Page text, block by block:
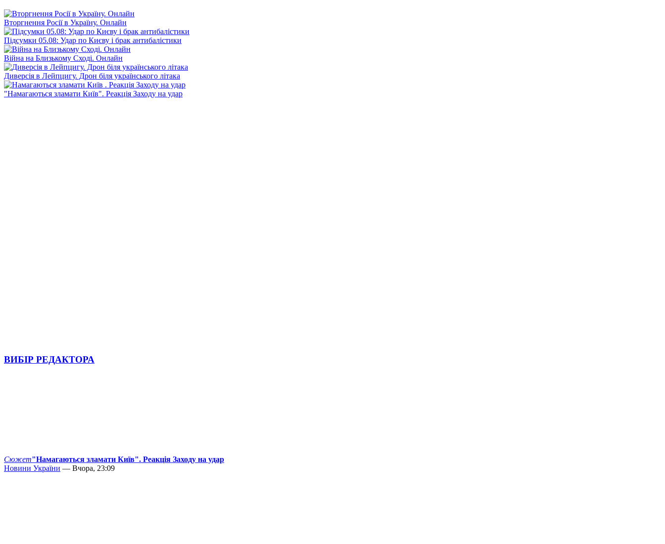
Вторгнення Росії в Україну. Онлайн
Підсумки 05.08: Удар по Києву і брак антибалістики
Війна на Близькому Сході. Онлайн
Диверсія в Лейпцигу. Дрон біля українського літака
"Намагаються зламати Київ". Реакція Заходу на удар
ВИБІР РЕДАКТОРА
Сюжет"Намагаються зламати Київ". Реакція Заходу на удар
Новини України — Вчора, 23:09